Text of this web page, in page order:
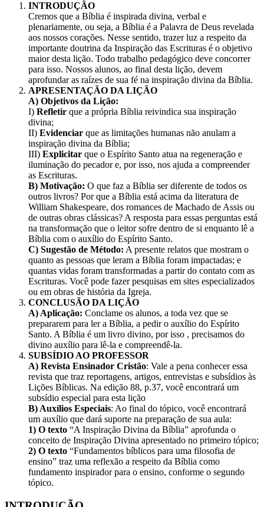
INTRODUÇÃO
Cremos que a Bíblia é inspirada divina, verbal e
plenariamente, ou seja, a Bíblia é a Palavra de Deus revelada
aos nossos corações. Nesse sentido, trazer luz a respeito da
importante doutrina da Inspiração das Escrituras é o objetivo
maior desta lição. Todo trabalho pedagógico deve concorrer
para isso. Nossos alunos, ao final desta lição, devem
aprofundar as raízes de sua fé na inspiração divina da Bíblia.
APRESENTAÇÃO DA LIÇÃO
A) Objetivos da Lição:
I) Refletir que a própria Bíblia reivindica sua inspiração
divina;
II) Evidenciar que as limitações humanas não anulam a
inspiração divina da Bíblia;
III) Explicitar que o Espírito Santo atua na regeneração e
iluminação do pecador e, por isso, nos ajuda a compreender
as Escrituras.
B) Motivação: O que faz a Bíblia ser diferente de todos os
outros livros? Por que a Bíblia está acima da literatura de
William Shakespeare, dos romances de Machado de Assis ou
de outras obras clássicas? A resposta para essas perguntas está
na transformação que o leitor sofre dentro de si enquanto lê a
Bíblia com o auxílio do Espírito Santo.
C) Sugestão de Método: A presente relatos que mostram o
quanto as pessoas que leram a Bíblia foram impactadas; e
quantas vidas foram transformadas a partir do contato com as
Escrituras. Você pode fazer pesquisas em sites especializados
ou em obras de história da Igreja.
CONCLUSÃO DA LIÇÃO
A) Aplicação: Conclame os alunos, a toda vez que se
prepararem para ler a Bíblia, a pedir o auxílio do Espírito
Santo. A Bíblia é um livro divino, por isso , precisamos do
divino auxílio para lê-la e compreendê-la.
SUBSÍDIO AO PROFESSOR
A) Revista Ensinador Cristão: Vale a pena conhecer essa
revista que traz reportagens, artigos, entrevistas e subsídios às
Lições Bíblicas. Na edição 88, p.37, você encontrará um
subsídio especial para esta lição
B) Auxílios Especiais: Ao final do tópico, você encontrará
um auxílio que dará suporte na preparação de sua aula:
1) O texto “A Inspiração Divina da Bíblia” aprofunda o
conceito de Inspiração Divina apresentado no primeiro tópico;
2) O texto “Fundamentos bíblicos para uma filosofia de
ensino” traz uma reflexão a respeito da Bíblia como
fundamento inspirador para o ensino, conforme o segundo
tópico.